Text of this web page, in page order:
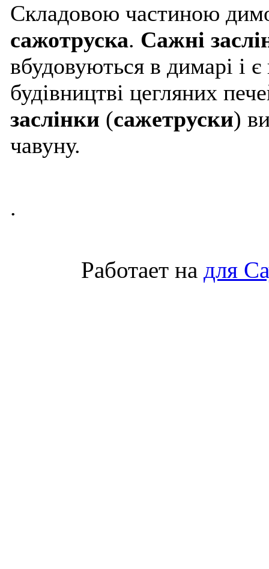
Складовою частиною
сажотруска. Сажні
вбудовуються в димарі і
будівництві цегляних
заслінки (сажетруски)
чавуну.
.
Работает на для